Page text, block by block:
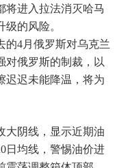
将进入拉法消灭哈马
的风险。
的4月俄罗斯对乌克兰
对俄罗斯的制裁，以
迟迟未能降温，将为
大阴线，显示近期油
日均线，警惕油价进